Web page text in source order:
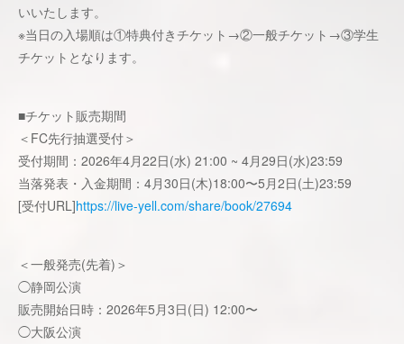
いいたします。
※当日の入場順は①特典付きチケット→②一般チケット→③学生
チケットとなります。
■チケット販売期間
＜FC先行抽選受付＞
受付期間：2026年4月22日(水) 21:00 ~ 4月29日(水)23:59
当落発表・入金期間：4月30日(木)18:00〜5月2日(土)23:59
[受付URL]https://live-yell.com/share/book/27694
＜一般発売(先着)＞
◯静岡公演
販売開始日時：2026年5月3日(日) 12:00〜
◯大阪公演